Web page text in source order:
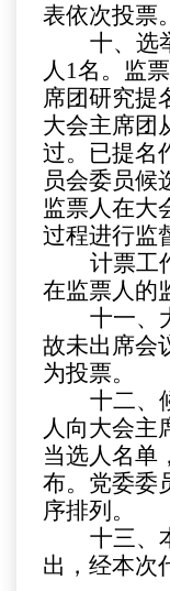
表依次投票。
十、选
人 1名。监
席团研究提
大会主席团
过。已提名
员会委员候
监票人在大
过程进行监
计票工
在监票人的
十一、
故未出席会
为投票。
十二、
人向大会主
当选人名单
布。党委委
序排列。
十三、
出，经本次